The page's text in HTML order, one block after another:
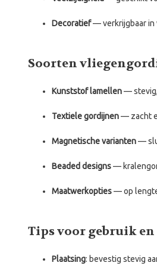
Decoratief— verkrijgbaar in
Soorten
Kunststof lamellen—
Textiele gordijnen— zacht
Magnetische varianten—
Beaded designs—
Maatwerkopties— op
Tips voor gebruik
Plaatsing: bevestig stevig